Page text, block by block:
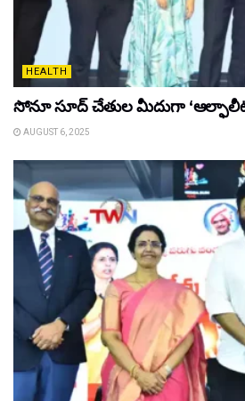
HEALTH
సోనూ సూద్ చేతుల మీదుగా
AUGUST 6, 2025